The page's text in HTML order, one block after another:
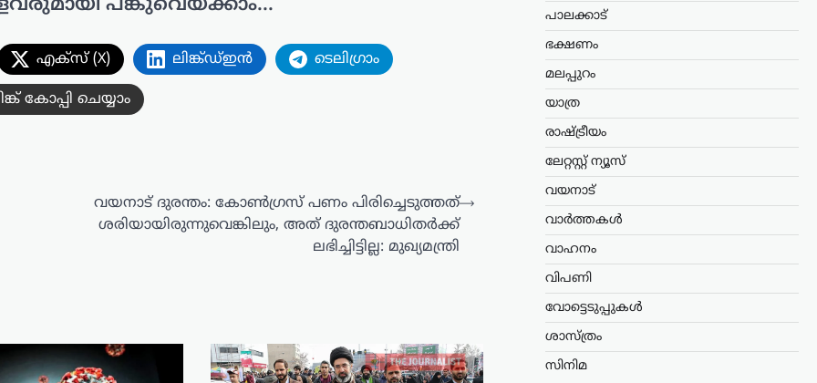
പങ്കുവെയ്ക്കാം...
എക്സ് (X) ലിങ്ക്ഡ്ഇൻ ടെലിഗ്രാം
കോപ്പി ചെയ്യാം
വയനാട് ദുരന്തം: കോൺഗ്രസ് പണം പിരിച്ചെടുത്തത്
ശരിയായിരുന്നുവെങ്കിലും, അത് ദുരന്തബാധിതർക്ക്
ലഭിച്ചിട്ടില്ല: മുഖ്യമന്ത്രി
⟶
പാലക്കാട്
ഭക്ഷണം
മലപ്പുറം
യാത്ര
രാഷ്ട്രീയം
ലേറ്റസ്റ്റ് ന്യൂസ്
വയനാട്
വാർത്തകൾ
വാഹനം
വിപണി
വോട്ടെടുപ്പുകൾ
ശാസ്ത്രം
സിനിമ